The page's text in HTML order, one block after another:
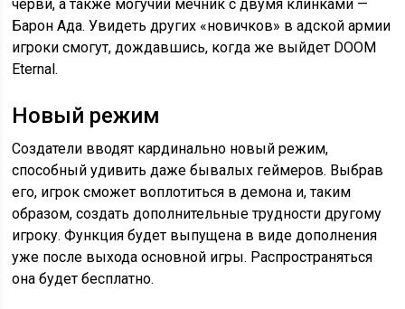
черви, а также могучий мечник с двумя клинками —
Барон Ада. Увидеть других «новичков» в адской армии
игроки смогут, дождавшись, когда же выйдет DOOM
Eternal.
Новый режим
Создатели вводят кардинально новый режим,
способный удивить даже бывалых геймеров. Выбрав
его, игрок сможет воплотиться в демона и, таким
образом, создать дополнительные трудности другому
игроку. Функция будет выпущена в виде дополнения
уже после выхода основной игры. Распространяться
она будет бесплатно.